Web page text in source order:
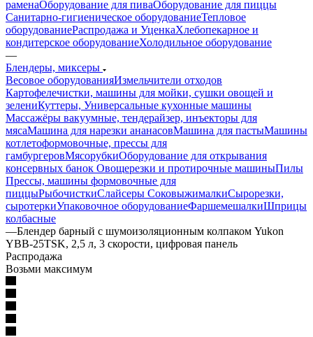
раменаОборудование для пиваОборудование для пиццы
Санитарно-гигиеническое оборудованиеТепловое
оборудованиеРаспродажа и УценкаХлебопекарное и
кондитерское оборудованиеХолодильное оборудование
—
Блендеры, миксеры
Весовое оборудованияИзмельчители отходов
Картофелечистки, машины для мойки, сушки овощей и
зелениКуттеры, Универсальные кухонные машины
Массажёры вакуумные, тендерайзер, инъекторы для
мясаМашина для нарезки ананасовМашина для пастыМашины
котлетоформовочные, прессы для
гамбургеровМясорубкиОборудование для открывания
консервных банок Овощерезки и протирочные машиныПилы
Прессы, машины формовочные для
пиццыРыбочисткиСлайсеры СоковыжималкиСырорезки,
сыротеркиУпаковочное оборудованиеФаршемешалкиШприцы
колбасные
—Блендер барный с шумоизоляционным колпаком Yukon
YBB-25TSK, 2,5 л, 3 скорости, цифровая панель
Распродажа
Возьми максимум